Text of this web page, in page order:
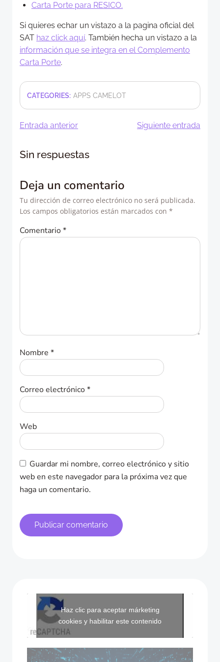
Carta Porte para RESICO.
Si quieres echar un vistazo a la pagina oficial del
SAT haz click aquí. También hecha un vistazo a la
información que se integra en el Complemento
Carta Porte.
CATEGORIES: APPS CAMELOT
Navegación
de
entradas
Entrada anterior
entradas
Siguiente entrada
Sin respuestas
Deja un comentario
Tu dirección de correo electrónico no será publicada.
Los campos obligatorios están marcados con *
Comentario*
Nombre *
Correo electrónico*
Web
Guardar mi nombre, correo electrónico y sitio
web en este navegador para la próxima vez que
haga un comentario.
Haz clic para aceptar márketing
cookies y habilitar este contenido